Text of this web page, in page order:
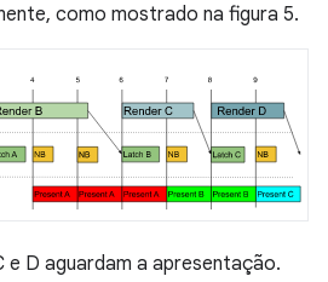
como mostrado na figura 5.
e D aguardam a apresentação.